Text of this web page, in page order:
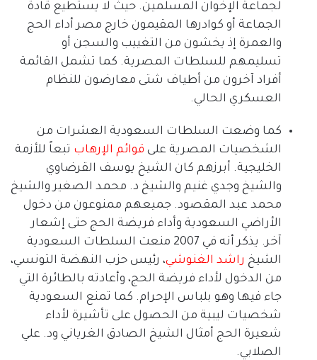
لجماعة الإخوان المسلمين. حيث لا يستطيع قادة
الجماعة أو كوادرها المقيمون خارج مصر أداء الحج
والعمرة إذ يخشون من التغييب والسجن أو
تسليمهم للسلطات المصرية. كما تشمل القائمة
أفراد آخرون من أطياف شتى معارضون للنظام
العسكري الحالي.
كما وضعت السلطات السعودية العشرات من
الشخصيات المصرية على قوائم الإرهاب تبعاً للأزمة
الخليجية. أبرزهم كان الشيخ يوسف القرضاوي
والشيخ وجدي غنيم والشيخ د. محمد الصغير والشيخ
محمد عبد المقصود. جميعهم ممنوعون من دخول
الأراضي السعودية وأداء فريضة الحج حتى إشعار
آخر. يذكر أنه في
منعت السلطات السعودية
الشيخ راشد الغنوشي، رئيس حزب النهضة التونسي،
من الدخول لأداء فريضة الحج، وأعادته بالطائرة التي
جاء فيها وهو بلباس الإحرام. كما تمنع السعودية
شخصيات ليبية من الحصول على تأشيرة لأداء
شعيرة الحج أمثال الشيخ الصادق الغرياني ود. علي
الصلابي.